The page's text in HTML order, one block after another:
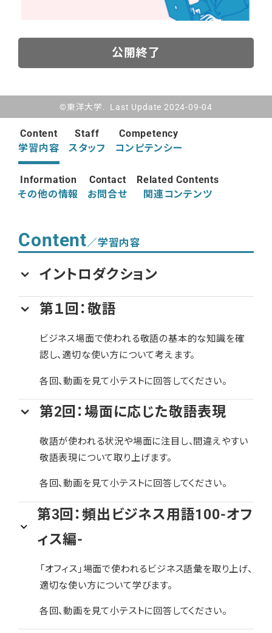
公開終了
©東洋大学. Last Update 2024-09-04
Content
学習内容
Staff
スタッフ
Competency
コンピテンシー
Information
その他の情報
Contact
お問合せ
Related Contents
関連コンテンツ
Content／学習内容
イントロダクション
第１回：敬語
ビジネス場面で使われる敬語の基本的な知識を確
認し、適切な使い方について考えます。
各回、動画を見て小テストに回答してください。
第2回：場面に応じた敬語表現
敬語が使われる状況や場面に注目し、間違えやすい
敬語表現について取り上げます。
各回、動画を見て小テストに回答してください。
第3回：頻出ビジネス用語100-オフ
ィス編-
「オフィス」場面で使われるビジネス語彙を取り上げ、
適切な使い方について学びます。
各回、動画を見て小テストに回答してください。